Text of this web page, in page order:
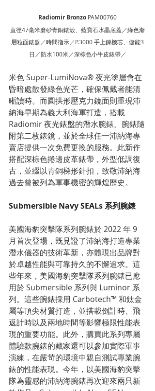
Radiomir Bronzo PAM00760
直徑47毫米磨砂青銅錶殼、藍寶石水晶底蓋／綠色漸
層粒面錶盤／時間指示／P.3000 手上鍊機芯、儲能3
日／防水100米／深棕色小牛皮錶帶／
米色 Super-LumiNova® 夜光塗層會在
昏暗處散發綠色光芒，確保佩戴者能清
晰讀時。而圓拱形壓克力鏡面則重現沛
納海早期為義大利海軍打造，搭載
Radiomir 夜光錶盤的潛水腕錶。腕錶隨
附第二枚錶鏡，並於全球任一沛納海專
賣店提供一次免費更換的服務。此新作
搭配深棕色捲邊皮革錶帶，外型低調復
古，並綴以青銅梯形針扣，致敬沛納海
過去曾被列為軍事機密的輝煌歷史。
Submersible Navy SEALs 系列腕錶
美國海豹突擊隊系列腕錶於 2022 年 9
月首次登場，既見證了沛納海打造專業
潛水儀器的技術革新，亦體現出品牌對
於卓越性能與可靠持久的不懈追求。這
些年來，美國海豹突擊隊系列腕錶已應
用於 Submersible 系列與 Luminor 系
列。這些腕錶採用 Carbotech™ 和鈦金
屬等頂尖材質打造，並搭載倒計時、飛
返計時以及兩地時間等影響極限性能表
現的重要功能。此外，購買此系列專屬
體驗款腕錶的藏家還可以參加實際軍事
演練，在嚴苛的環境中親自測試專業腕
錶的性能表現。今年，以美國海豹突擊
隊為靈感的沛納海腕錶再次迎來兩只新